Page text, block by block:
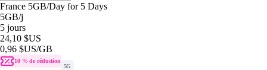
France 5GB/Day for 5 Days
5GB/j
5 jours
24,10 $US
0,96 $US/GB
10 % de réduction
5G